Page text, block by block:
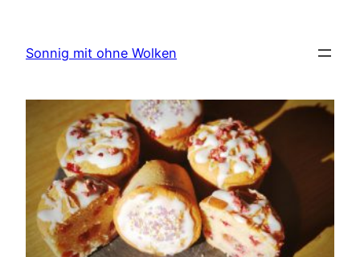
springen
Sonnig mit ohne Wolken